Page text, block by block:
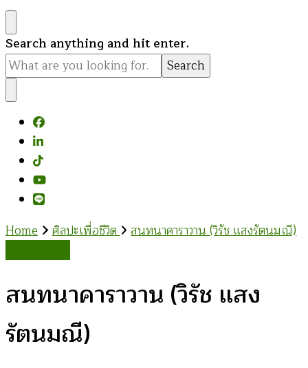
Looking
for
Something?
Search anything and hit enter.
Home ศิลปะเพื่อชีวิต สนทนาคาราวาน (วิรัช แสงรัตนมณี)
สนทนาคาราวาน (วิรัช แสง
รัตนมณี)